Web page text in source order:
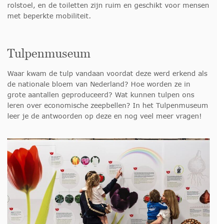
rolstoel, en de toiletten zijn ruim en geschikt voor mensen
met beperkte mobiliteit.
Tulpenmuseum
Waar kwam de tulp vandaan voordat deze werd erkend als
de nationale bloem van Nederland? Hoe worden ze in
grote aantallen geproduceerd? Wat kunnen tulpen ons
leren over economische zeepbellen? In het Tulpenmuseum
leer je de antwoorden op deze en nog veel meer vragen!